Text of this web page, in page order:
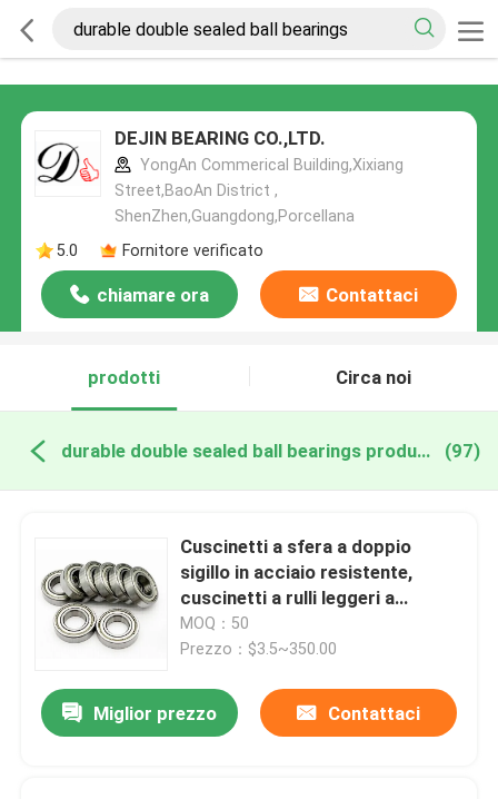
DEJIN BEARING CO.,LTD.
YongAn Commerical Building,Xixiang
Street,BaoAn District ,
ShenZhen,Guangdong,Porcellana
5.0
Fornitore verificato
chiamare ora Contattaci
prodotti Circa noi
durable double sealed ball bearings produzione online (97)
Cuscinetti a sfera a doppio
sigillo in acciaio resistente,
cuscinetti a rulli leggeri a
scanalatura profonda
MOQ：50
Prezzo：$3.5~350.00
Miglior prezzo Contattaci